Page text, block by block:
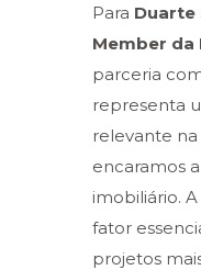
Para Duarte
Member da
parceria
representa
relevante
encaramos
imobiliário.
fator
projetos